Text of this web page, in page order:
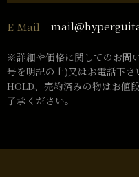
E-Mail
※詳細や価格に関してのお問
号を明記の上)又はお電話下さ
HOLD、売約済みの物はお値
了承ください。